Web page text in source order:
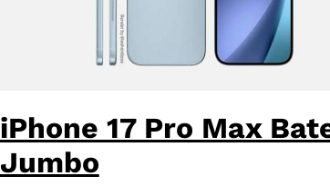
iPhone 17 Pro Max
Jumbo